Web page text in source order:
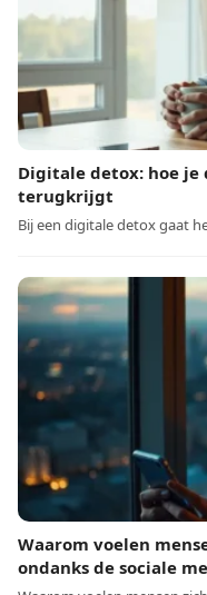
Digitale detox: hoe je
terugkrijgt
Bij een digitale detox gaat
Waarom voelen
ondanks de sociale